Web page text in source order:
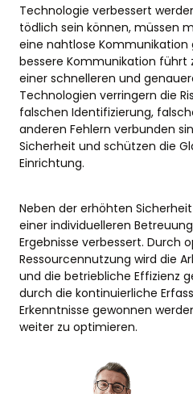
Technologie verbessert
tödlich sein können, müssen
eine nahtlose Kommunikation
bessere Kommunikation führt
einer schnelleren und
Technologien verringern die
falschen Identifizierung,
anderen Fehlern verbunden
Sicherheit und schützen die
Einrichtung.
Neben der erhöhten
einer individuelleren
Ergebnisse verbessert. Durch
Ressourcennutzung wird die
und die betriebliche Effizienz
durch die kontinuierliche
Erkenntnisse gewonnen
weiter zu optimieren.